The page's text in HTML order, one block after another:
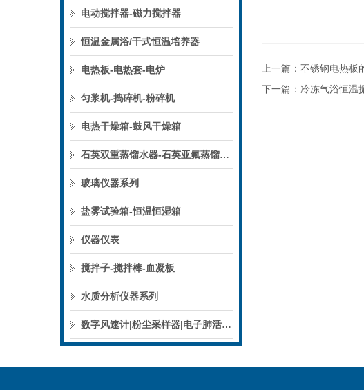
电动搅拌器-磁力搅拌器
恒温金属浴/干式恒温培养器
电热板-电热套-电炉
匀浆机-捣碎机-粉碎机
电热干燥箱-鼓风干燥箱
石英双重蒸馏水器-石英亚氟蒸馏水器
玻璃仪器系列
盐雾试验箱-恒温恒湿箱
仪器仪表
搅拌子-搅拌棒-血凝板
水质分析仪器系列
数字风速计|粉尘采样器|电子肺活量计
上一篇： 不锈钢电热板
下一篇： 冷冻气浴恒温